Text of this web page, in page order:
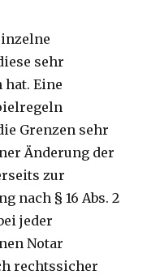
sehr
Eine
Grenzen sehr
Änderung der
zur
nach § 16 Abs. 2
jeder
Notar
rechtssicher